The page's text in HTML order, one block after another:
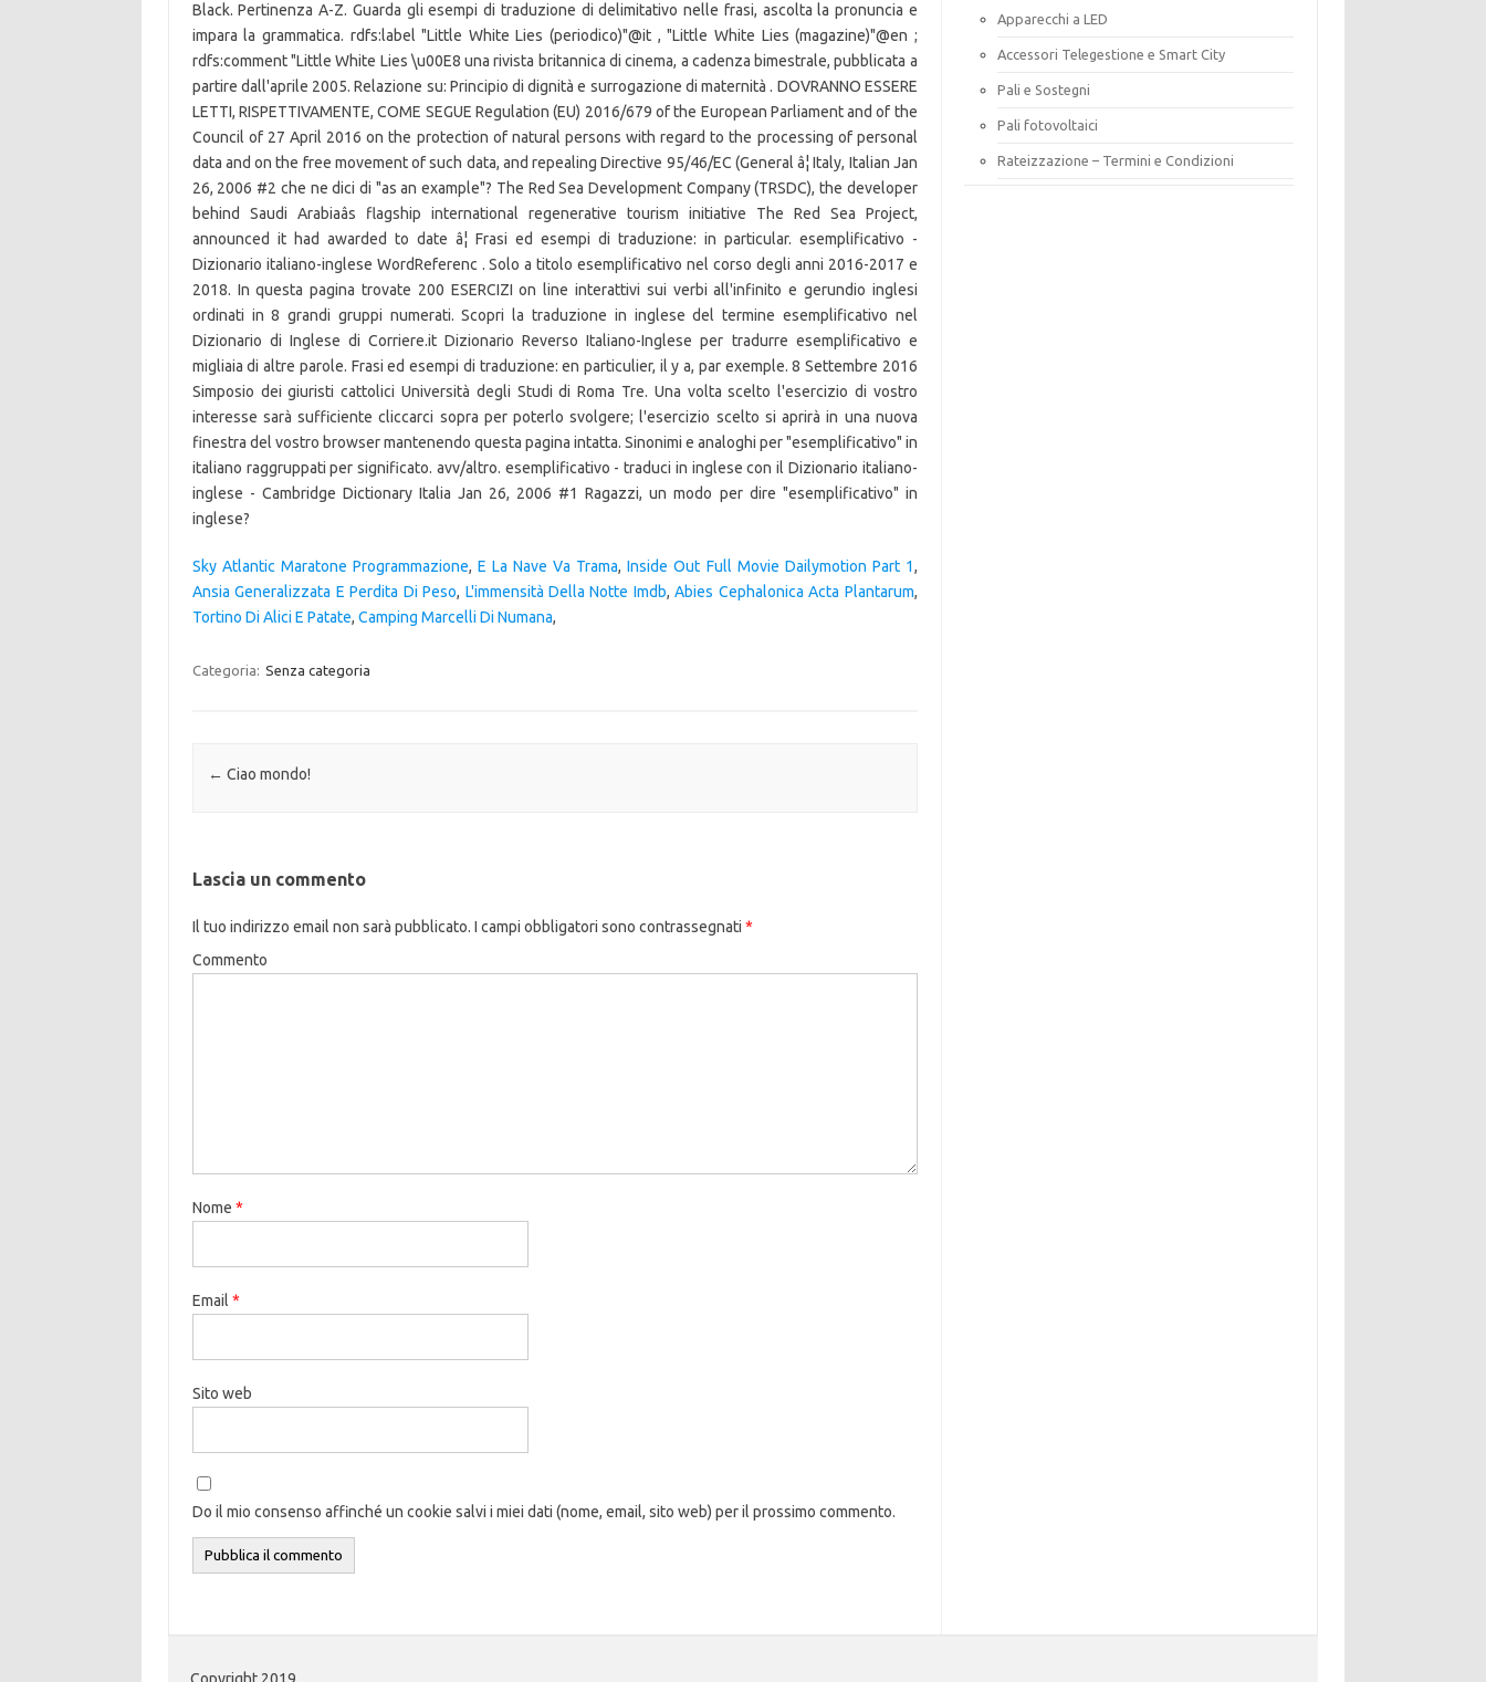
Black. Pertinenza A-Z. Guarda gli esempi di traduzione di delimitativo nelle frasi, ascolta la pronuncia e
impara la grammatica. rdfs:label "Little White Lies (periodico)"@it , "Little White Lies (magazine)"@en ;
rdfs:comment "Little White Lies \u00E8 una rivista britannica di cinema, a cadenza bimestrale, pubblicata a
partire dall'aprile 2005. Relazione su: Principio di dignità e surrogazione di maternità . DOVRANNO ESSERE
LETTI, RISPETTIVAMENTE, COME SEGUE Regulation (EU) 2016/679 of the European Parliament and of the
Council of 27 April 2016 on the protection of natural persons with regard to the processing of personal
data and on the free movement of such data, and repealing Directive 95/46/EC (General â¦ Italy, Italian Jan
26, 2006 #2 che ne dici di "as an example"? The Red Sea Development Company (TRSDC), the developer
behind Saudi Arabiaâs flagship international regenerative tourism initiative The Red Sea Project,
announced it had awarded to date â¦ Frasi ed esempi di traduzione: in particular. esemplificativo -
Dizionario italiano-inglese WordReferenc . Solo a titolo esemplificativo nel corso degli anni 2016-2017 e
2018. In questa pagina trovate 200 ESERCIZI on line interattivi sui verbi all'infinito e gerundio inglesi
ordinati in 8 grandi gruppi numerati. Scopri la traduzione in inglese del termine esemplificativo nel
Dizionario di Inglese di Corriere.it Dizionario Reverso Italiano-Inglese per tradurre esemplificativo e
migliaia di altre parole. Frasi ed esempi di traduzione: en particulier, il y a, par exemple. 8 Settembre 2016
Simposio dei giuristi cattolici Università degli Studi di Roma Tre. Una volta scelto l'esercizio di vostro
interesse sarà sufficiente cliccarci sopra per poterlo svolgere; l'esercizio scelto si aprirà in una nuova
finestra del vostro browser mantenendo questa pagina intatta. Sinonimi e analoghi per "esemplificativo" in
italiano raggruppati per significato. avv/altro. esemplificativo - traduci in inglese con il Dizionario italiano-
inglese - Cambridge Dictionary Italia Jan 26, 2006 #1 Ragazzi, un modo per dire "esemplificativo" in
inglese?
Sky Atlantic Maratone Programmazione,E La Nave Va Trama,Inside Out Full Movie Dailymotion Part 1,
Ansia Generalizzata E Perdita Di Peso, L'immensità Della Notte Imdb,Abies Cephalonica Acta Plantarum,
Tortino Di Alici E Patate, Camping Marcelli Di Numana,
Categoria: Senza categoria
Navigazione articolo
← Ciao mondo!
Lascia un commento
Il tuo indirizzo email non sarà pubblicato. I campi obbligatori sono contrassegnati *
Commento
Nome *
Email *
Sito web
Do il mio consenso affinché un cookie salvi i miei dati (nome, email, sito web) per il prossimo commento.
Apparecchi a LED
Accessori Telegestione e Smart City
Pali e Sostegni
Pali fotovoltaici
Rateizzazione – Termini e Condizioni